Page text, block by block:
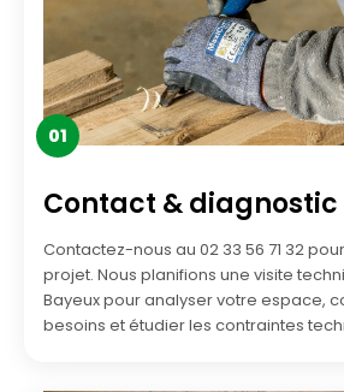
01
Contact & diagnostic
Contactez-nous au 02 33 56 71 32
projet. Nous planifions une visite
Bayeux pour analyser votre espace,
besoins et étudier les contraintes